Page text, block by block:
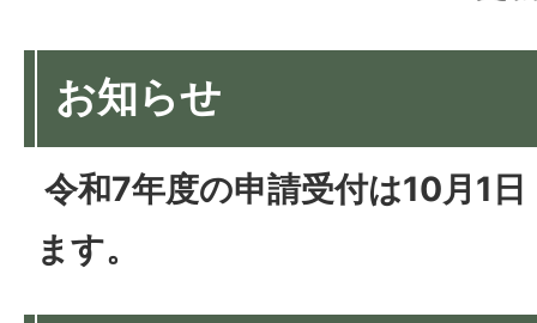
お知らせ
令和7年度の申請受付は10月1
ます。